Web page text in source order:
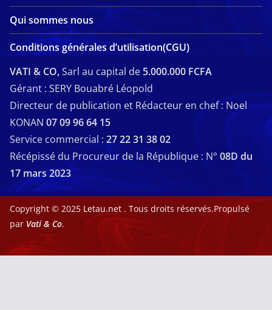
Qui sommes nous
Conditions générales d’utilisation(CGU)
VATI & CO,Sarl au capital de 5.000.000 FCFA
Gérant : SERY Bouabré Léopold
Directeur de publication et Rédacteur en chef : Noel
KONAN 07 09 96 64 15
Service commercial : 27 22 31 38 02
Récépissé du Procureur de la République : N° 08D du
17 mars 2023
Copyright © 2025 Letau.net . Tous droits réservés.Propulsé
par Vati & Co.